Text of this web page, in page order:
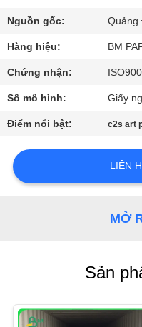
QUAN
NHÀ
MÁY
KIỂM
CHẤT
LƯỢNG
TÔI
Nguồn gốc: Quảng
Hàng hiệu: BM
Chứng nhận:
Số mô hình: Giấy
Điểm nổi bật: c2s art
LIÊN
MỞ
Sản